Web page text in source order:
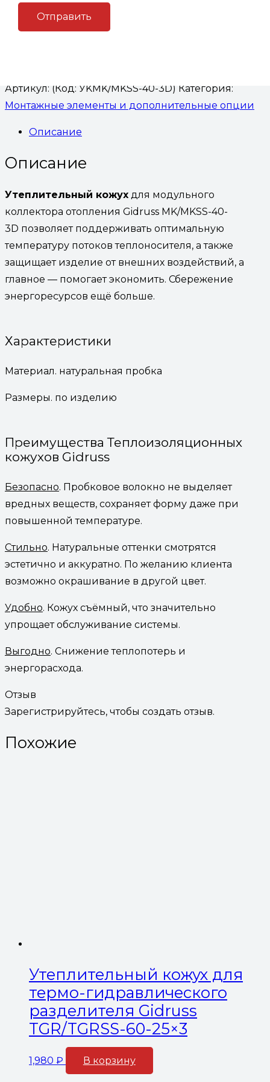
модульного коллектора отопления Gidruss
Артикул: (Код: УKMK/MKSS-40-3D) Категория:
Монтажные элементы и дополнительные опции
Описание
Описание
Утеплительный кожух для модульного
коллектора отопления Gidruss MK/MKSS-40-
3D позволяет поддерживать оптимальную
температуру потоков теплоносителя, а также
защищает изделие от внешних воздействий, а
главное — помогает экономить. Сбережение
энергоресурсов ещё больше.
Характеристики
Материал. натуральная пробка
Размеры. по изделию
Преимущества Теплоизоляционных
кожухов Gidruss
Безопасно. Пробковое волокно не выделяет
вредных веществ, сохраняет форму даже при
повышенной температуре.
Стильно. Натуральные оттенки смотрятся
эстетично и аккуратно. По желанию клиента
возможно окрашивание в другой цвет.
Удобно. Кожух съёмный, что значительно
упрощает обслуживание системы.
Выгодно. Снижение теплопотерь и
энергорасхода.
Отзыв
Зарегистрируйтесь, чтобы создать отзыв.
Похожие
Утеплительный кожух для
термо-гидравлического
разделителя Gidruss
TGR/TGRSS-60-25×3
1,980 ₽ В корзину